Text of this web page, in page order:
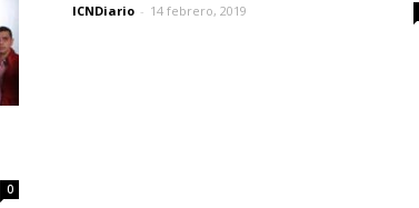
0
ICNDiario - 14 febrero, 2019